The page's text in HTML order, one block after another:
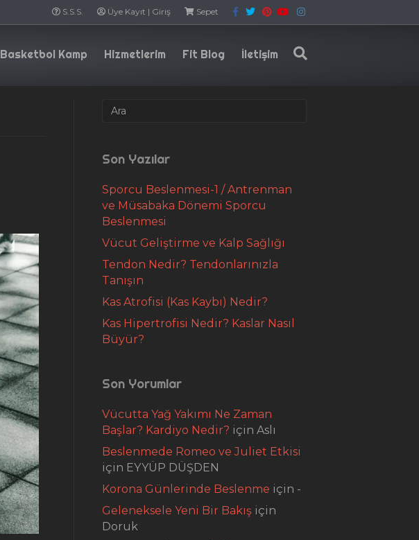
S.S.S. Üye Kayıt | Giriş Sepet
c
o
T
i
P
n
r
u
b
s
Basketbol Kamp Hizmetlerim Fit Blog İletişim
Son Yazılar
Sporcu Beslenmesi-1 / Antrenman
ve Müsabaka Dönemi Sporcu
Beslenmesi
Vücut Geliştirme ve Kalp Sağlığı
Tendon Nedir? Tendonlarınızla
Tanışın
Kas Atrofisi (Kas Kaybı) Nedir?
Kas Hipertrofisi Nedir? Kaslar Nasıl
Büyür?
Son Yorumlar
Vücutta Yağ Yakımı Ne Zaman
Başlar? Kardiyo Nedir? için Aslı
Beslenmede Romeo ve Juliet Etkisi
için EYYÜP DÜŞDEN
Korona Günlerinde Beslenme için -
Geleneksele Yeni Bir Bakış için
Doruk